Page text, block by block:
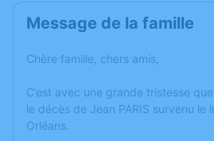
Message de la famille
Chère famille, chers amis,
C’est avec une grande tristesse
le décès de Jean PARIS survenu le
Orléans.